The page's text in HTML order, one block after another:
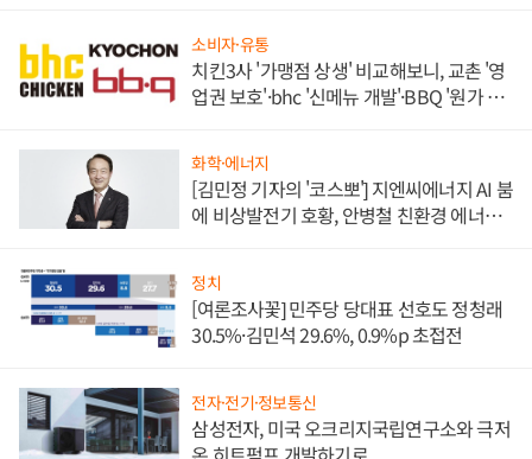
소비자·유통
치킨3사 '가맹점 상생' 비교해보니, 교촌 '영
업권 보호'·bhc '신메뉴 개발'·BBQ '원가 부
화학·에너지
[김민정 기자의 '코스뽀'] 지엔씨에너지 AI 붐
에 비상발전기 호황, 안병철 친환경 에너지
정치
[여론조사꽃] 민주당 당대표 선호도 정청래
30.5%·김민석 29.6%, 0.9%p 초접전
전자·전기·정보통신
삼성전자, 미국 오크리지국립연구소와 극저